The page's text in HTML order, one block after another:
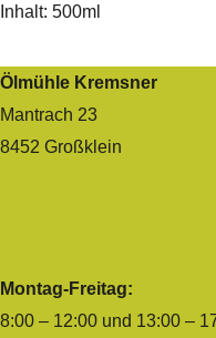
Inhalt: 500ml
Ölmühle Kremsner
Mantrach 23
8452 Großklein
Montag-Freitag:
8:00 – 12:00 und 13:00 –